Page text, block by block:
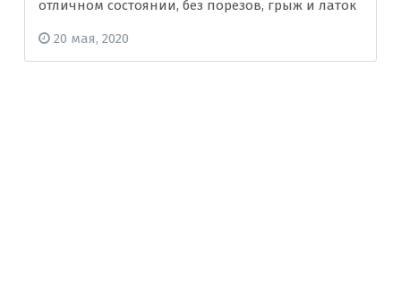
отличном состоянии, без порезов, грыж и латок
20 мая, 2020